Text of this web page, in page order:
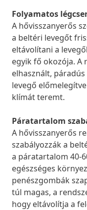
Folyamatos
A hővisszanyerős
a beltéri levegőt
eltávolítani a
egyik fő okozója. A
elhasznált,
levegő
klímát teremt.
Páratartalom
A hővisszanyerős
szabályozzák a
a páratartalom 40-
egészséges
penészgombák
túl magas, a
hogy eltávolítja a